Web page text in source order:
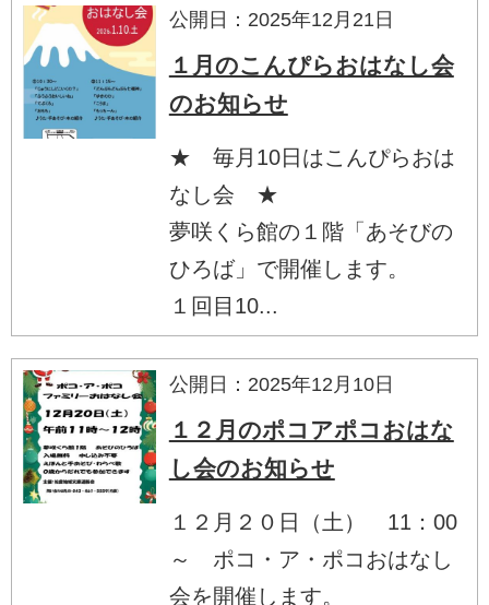
公開日：2025年12月21日
１月のこんぴらおはなし会
のお知らせ
★ 毎月10日はこんぴらおは
なし会 ★
夢咲くら館の１階「あそびの
ひろば」で開催します。
１回目10...
公開日：2025年12月10日
１２月のポコアポコおはな
し会のお知らせ
１２月２０日（土） 11：00
～ ポコ・ア・ポコおはなし
会を開催します。